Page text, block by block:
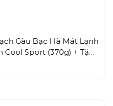
Gàu Bạc Hà Mát Lạnh
Cool Sport (370g) + Tặng